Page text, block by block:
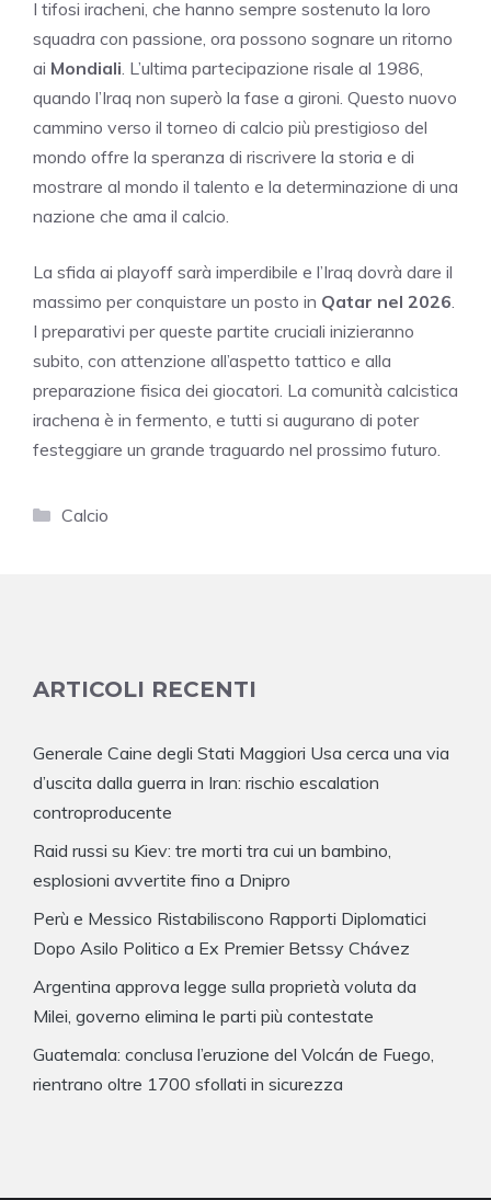
I tifosi iracheni, che hanno sempre sostenuto la loro
squadra con passione, ora possono sognare un ritorno
ai Mondiali . L’ultima partecipazione risale al 1986,
quando l’Iraq non superò la fase a gironi. Questo nuovo
cammino verso il torneo di calcio più prestigioso del
mondo offre la speranza di riscrivere la storia e di
mostrare al mondo il talento e la determinazione di una
nazione che ama il calcio.
La sfida ai playoff sarà imperdibile e l’Iraq dovrà dare il
massimo per conquistare un posto in Qatar nel 2026
I preparativi per queste partite cruciali inizieranno
subito, con attenzione all’aspetto tattico e alla
preparazione fisica dei giocatori. La comunità calcistica
irachena è in fermento, e tutti si augurano di poter
festeggiare un grande traguardo nel prossimo futuro.
Categorie
Calcio
ARTICOLI RECENTI
Generale Caine degli Stati Maggiori Usa cerca una via
d’uscita dalla guerra in Iran: rischio escalation
controproducente
Raid russi su Kiev: tre morti tra cui un bambino,
esplosioni avvertite fino a Dnipro
Perù e Messico Ristabiliscono Rapporti Diplomatici
Dopo Asilo Politico a Ex Premier Betssy Chávez
Argentina approva legge sulla proprietà voluta da
Milei, governo elimina le parti più contestate
Guatemala: conclusa l’eruzione del Volcán de Fuego,
rientrano oltre 1700 sfollati in sicurezza